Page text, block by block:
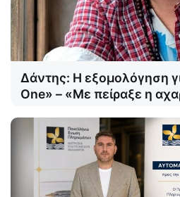
Δάντης: Η εξομολόγηση
One» – «Με πείραξε η